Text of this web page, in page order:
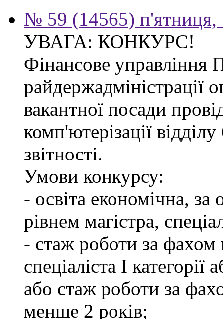
№ 59 (14565) п'ятниця,
УВАГА: КОНКУРС!
Фінансове управління
райдержадміністрації
вакантної посади
комп'ютерізації
звітності.
Умови конкурсу:
- освіта економічна, за
рівнем магістра,
- стаж роботи за фахом
спеціаліста І
або стаж роботи за
менше 2 років;